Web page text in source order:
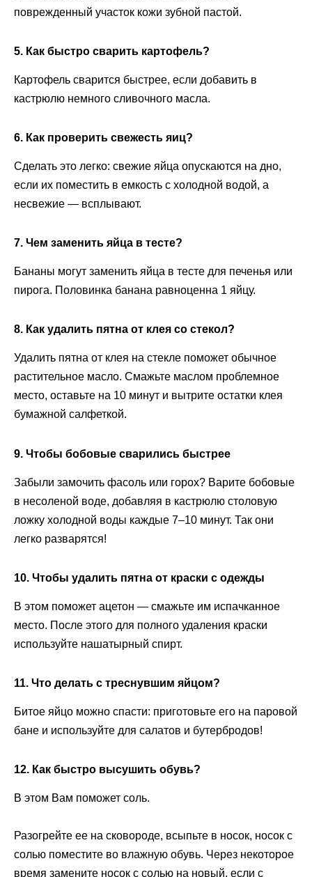
поврежденный участок кожи зубной пастой.
5. Как быстро сварить картофель?
Картофель сварится быстрее, если добавить в
кастрюлю немного сливочного масла.
6. Как проверить свежесть яиц?
Сделать это легко: свежие яйца опускаются на дно,
если их поместить в емкость с холодной водой, а
несвежие — всплывают.
7. Чем заменить яйца в тесте?
Бананы могут заменить яйца в тесте для печенья или
пирога. Половинка банана равноценна 1 яйцу.
8. Как удалить пятна от клея со стекол?
Удалить пятна от клея на стекле поможет обычное
растительное масло. Смажьте маслом проблемное
место, оставьте на 10 минут и вытрите остатки клея
бумажной салфеткой.
9. Чтобы бобовые сварились быстрее
Забыли замочить фасоль или горох? Варите бобовые
в несоленой воде, добавляя в кастрюлю столовую
ложку холодной воды каждые 7–10 минут. Так они
легко разварятся!
10. Чтобы удалить пятна от краски с одежды
В этом поможет ацетон — смажьте им испачканное
место. После этого для полного удаления краски
используйте нашатырный спирт.
11. Что делать с треснувшим яйцом?
Битое яйцо можно спасти: приготовьте его на паровой
бане и используйте для салатов и бутербродов!
12. Как быстро высушить обувь?
В этом Вам поможет соль.
Разогрейте ее на сковороде, всыпьте в носок, носок с
солью поместите во влажную обувь. Через некоторое
время замените носок с солью на новый, если с